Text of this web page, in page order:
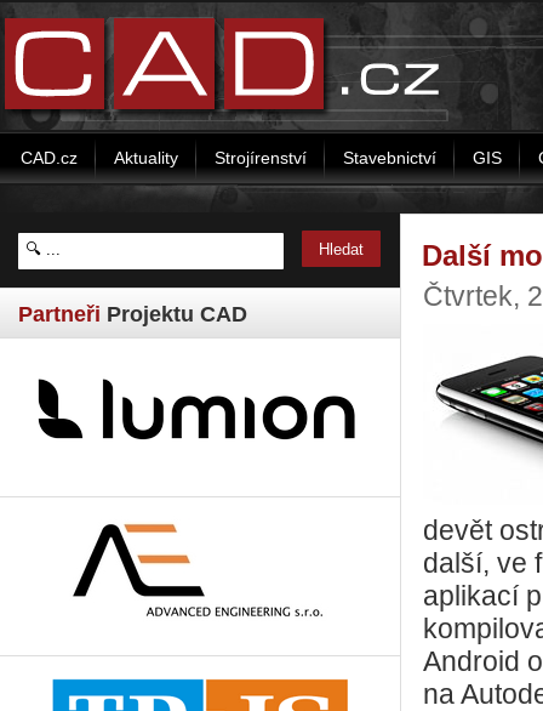
CAD.cz Aktuality Strojírenství Stavebnictví GIS
Partneři Projektu CAD
Další
Čtvrtek,
devět
další, ve
aplikací
Android
na